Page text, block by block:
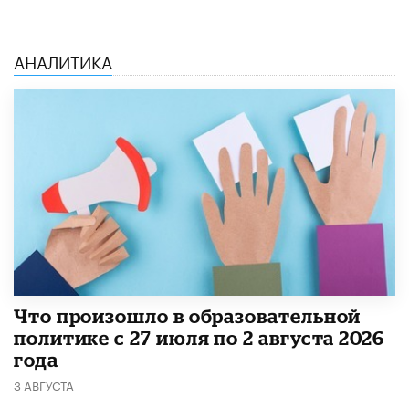
АНАЛИТИКА
​Что произошло в образовательной
политике с 27 июля по 2 августа 2026
года
3 АВГУСТА